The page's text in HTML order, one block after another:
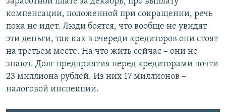
компенсации, положенной при сокращении, речь
пока не идет. Люди боятся, что вообще не увидят
эти деньги, так как в очереди кредиторов они стоят
на третьем месте. На что жить сейчас – они не
знают. Долг предприятия перед кредиторами почти
23 миллиона рублей. Из них 17 миллионов –
налоговой инспекции.